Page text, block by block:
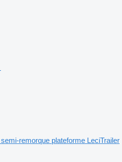
semi-remorque plateforme LeciTrailer